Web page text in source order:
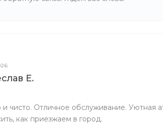
Е.
и чисто. Отличное обслуживание. Уютная
как приезжаем в город.